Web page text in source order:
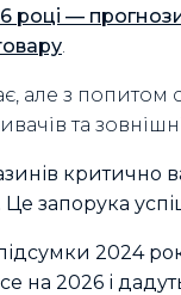
році —
.
але з попитом
та
критично
2024
на 2026 і